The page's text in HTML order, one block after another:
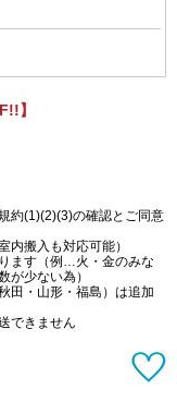
】
約(1)(2)(3)の確認とご同意
内搬入も対応可能）
ます（例…火・金のみな
が少ない為）
田・山形・福島）は追加
できません